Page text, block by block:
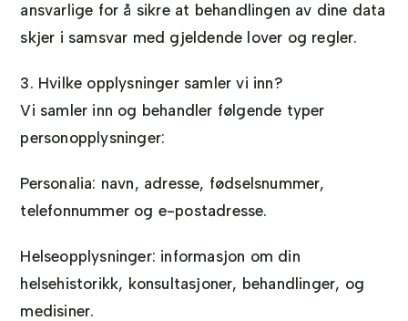
ansvarlige for å sikre at behandlingen av dine data
skjer i samsvar med gjeldende lover og regler.
3. Hvilke opplysninger samler vi inn?
Vi samler inn og behandler følgende typer
personopplysninger:
Personalia: navn, adresse, fødselsnummer,
telefonnummer og e-postadresse.
Helseopplysninger: informasjon om din
helsehistorikk, konsultasjoner, behandlinger, og
medisiner.